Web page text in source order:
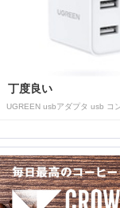
丁度良い